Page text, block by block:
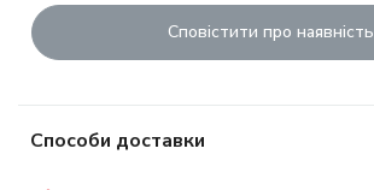
Сповістити про наявність
Способи доставки